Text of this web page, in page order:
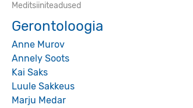
Meditsiiniteadused
Gerontoloogia
Anne Murov
Annely Soots
Kai Saks
Luule Sakkeus
Marju Medar